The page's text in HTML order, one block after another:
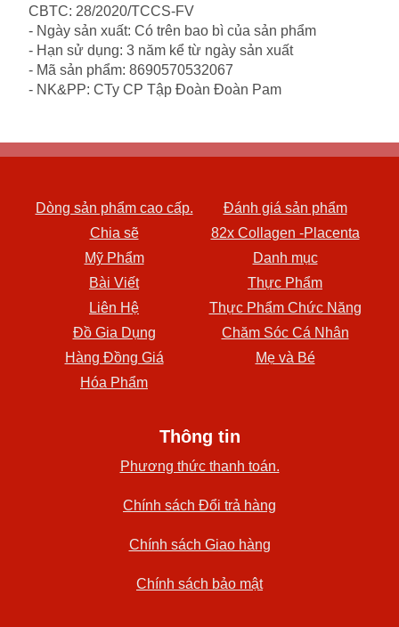
CBTC: 28/2020/TCCS-FV
- Ngày sản xuất: Có trên bao bì của sản phẩm
- Hạn sử dụng: 3 năm kể từ ngày sản xuất
- Mã sản phẩm: 8690570532067
- NK&PP: CTy CP Tập Đoàn Đoàn Pam
Dòng sản phẩm cao cấp.
Đánh giá sản phẩm
Chia sẽ
82x Collagen -Placenta
Mỹ Phẩm
Danh mục
Bài Viết
Thực Phẩm
Liên Hệ
Thực Phẩm Chức Năng
Đồ Gia Dụng
Chăm Sóc Cá Nhân
Hàng Đồng Giá
Mẹ và Bé
Hóa Phẩm
Thông tin
Phương thức thanh toán.
Chính sách Đổi trả hàng
Chính sách Giao hàng
Chính sách bảo mật